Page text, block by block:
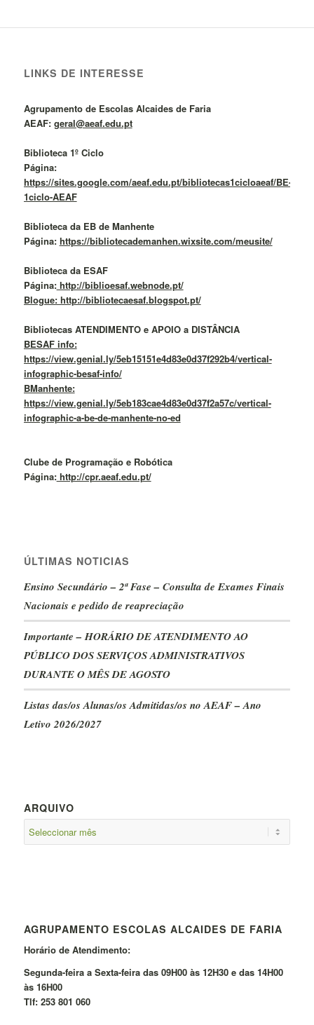
LINKS DE INTERESSE
Agrupamento de Escolas Alcaides de Faria
AEAF: geral@aeaf.edu.pt
Biblioteca 1º Ciclo
Página:
https://sites.google.com/aeaf.edu.pt/bibliotecas1cicloaeaf/BE-
1ciclo-AEAF
Biblioteca da EB de Manhente
Página: https://bibliotecademanhen.wixsite.com/meusite/
Biblioteca da ESAF
Página:http://biblioesaf.webnode.pt/
Blogue: http://bibliotecaesaf.blogspot.pt/
Bibliotecas ATENDIMENTO e APOIO a DISTÂNCIA
BESAF info:
https://view.genial.ly/5eb15151e4d83e0d37f292b4/vertical-
infographic-besaf-info/
BManhente:
https://view.genial.ly/5eb183cae4d83e0d37f2a57c/vertical-
infographic-a-be-de-manhente-no-ed
Clube de Programação e Robótica
Página:http://cpr.aeaf.edu.pt/
ÚLTIMAS NOTICIAS
Ensino Secundário – 2ª Fase – Consulta de Exames Finais
Nacionais e pedido de reapreciação
Importante – HORÁRIO DE ATENDIMENTO AO
PÚBLICO DOS SERVIÇOS ADMINISTRATIVOS
DURANTE O MÊS DE AGOSTO
Listas das/os Alunas/os Admitidas/os no AEAF – Ano
Letivo 2026/2027
ARQUIVO
AGRUPAMENTO ESCOLAS ALCAIDES DE FARIA
Horário de Atendimento:
Segunda-feira a Sexta-feira das 09H00 às 12H30 e das 14H00
às 16H00
Tlf: 253 801 060